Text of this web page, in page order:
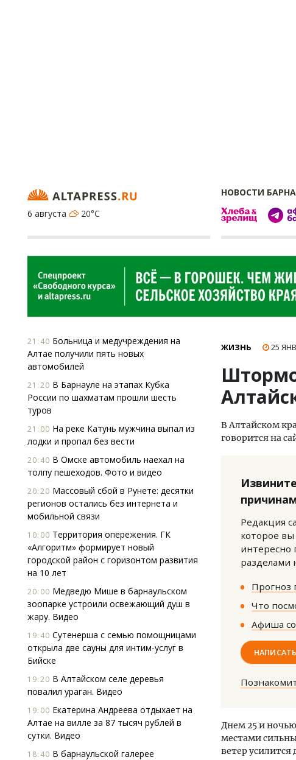
НОВОСТИ
6 августа
20°C
21:40 Больница и медучреждения на
Алтае получили пять новых
автомобилей
21:20 В Барнауле на этапах Кубка
России по шахматам прошли шесть
туров
21:00 На реке Катунь мужчина выпал из
лодки и пропал без вести
20:40 В Омске автомобиль наехал на
толпу пешеходов. Фото и видео
20:20 Массовый сбой в Рунете: десятки
регионов остались без интернета и
мобильной связи
10:00 Территория опережения. ГК
«Алгоритм» формирует новый
городской район с горизонтом развития
на 10 лет
20:00 Медведю Мише в барнаульском
зоопарке устроили освежающий душ в
жару. Видео
19:40 Сутенерша с семью помощницами
открыла две сауны для интим-услуг в
Бийске
19:20 В Алтайском селе деревья
повалил ураган. Видео
19:00 Екатерина Андреева отдыхает на
Алтае на вилле за 87 тысяч рублей в
сутки. Видео
18:40 В барнаульской галерее
ЖИЗНЬ 25
В Алтайском
говорится на
Редакция
которое
интересно
разделами
Прогноз
Что
Афиша
Днем 25 и
местами
ветер усилится
земли.